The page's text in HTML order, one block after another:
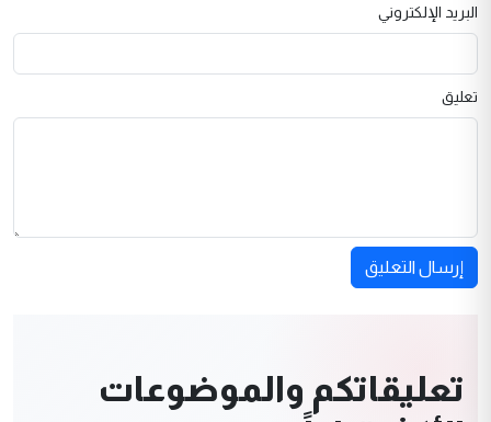
البريد الإلكتروني
تعليق
إرسال التعليق
تعليقاتكم والموضوعات